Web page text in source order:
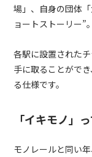
場」、自身の団体
ョートストーリー”。
各駅に設置されたチ
手に取ることがで
る仕様です。
「イキモノ」
モノレールと同い